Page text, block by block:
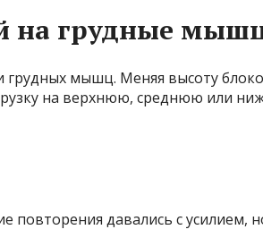
на грудные
грудных мышц. Меняя высоту
на верхнюю, среднюю или
повторения давались с усилием,